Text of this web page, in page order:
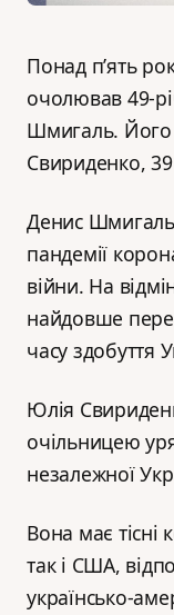
Понад п’ять
очолював 49-
Шмигаль. Його
Свириденко,
Денис
пандемії
війни. На
найдовше
часу здобуття
Юлія
очільницею
незалежної
Вона має тісні
так і США,
українсько-